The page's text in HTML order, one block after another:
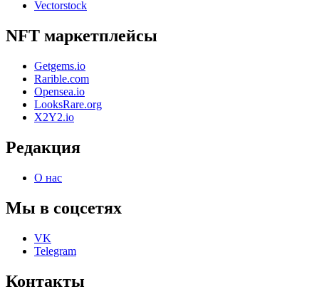
Vectorstock
NFT маркетплейсы
Getgems.io
Rarible.com
Opensea.io
LooksRare.org
X2Y2.io
Редакция
О нас
Мы в соцсетях
VK
Telegram
Контакты